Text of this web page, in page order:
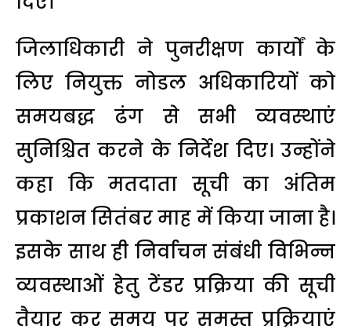
जिलाधिकारी ने पुनरीक्षण कार्यों के
लिए नियुक्त नोडल अधिकारियों को
समयबद्ध ढंग से सभी व्यवस्थाएं
सुनिश्चित करने के निर्देश दिए। उन्होंने
कहा कि मतदाता सूची का अंतिम
प्रकाशन सितंबर माह में किया जाना है।
इसके साथ ही निर्वाचन संबंधी विभिन्न
व्यवस्थाओं हेतु टेंडर प्रक्रिया की सूची
तैयार कर समय पर समस्त प्रक्रियाएं